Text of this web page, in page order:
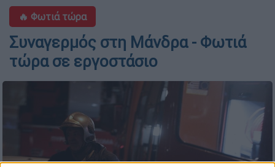
🔥 Φωτιά τώρα
Συναγερμός στη Μάνδρα - Φωτιά
τώρα σε εργοστάσιο